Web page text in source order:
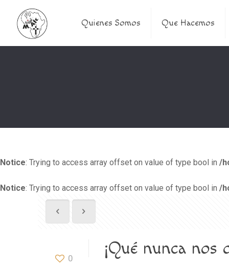
Quienes Somos Que Hacemos
Notice: Trying to access array offset on value of type bool in /
Notice: Trying to access array offset on value of type bool in /
0 ¡Qué nunca